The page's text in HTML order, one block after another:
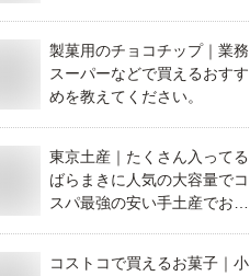
製菓用のチョコチップ｜業務
スーパーなどで買えるおすす
めを教えてください。
東京土産｜たくさん入ってる
ばらまきに人気の大容量でコ
スパ最強の安い手土産でおす
コストコで買えるお菓子｜小